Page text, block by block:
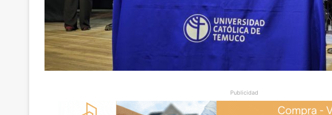
Publicidad